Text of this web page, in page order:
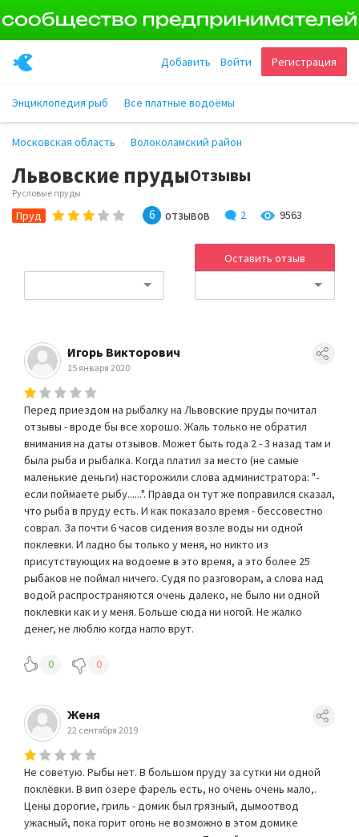
Регистрация
Войти
Добавить
Энциклопедия рыб Все платные водоёмы
Московская область Волоколамский район
Львовские прудыОтзывы
Русловые пруды
Пруд 6 отзывов 2 9563
Оставить отзыв
Игорь Викторович
15 января 2020
Перед приездом на рыбалку на Львовские пруды почитал
отзывы - вроде бы все хорошо. Жаль только не обратил
внимания на даты отзывов. Может быть года 2 - 3 назад там и
была рыба и рыбалка. Когда платил за место (не самые
маленькие деньги) насторожили слова администратора: "-
если поймаете рыбу......". Правда он тут же поправился сказал,
что рыба в пруду есть. И как показало время - бессовестно
соврал. За почти 6 часов сидения возле воды ни одной
поклевки. И ладно бы только у меня, но никто из
присутствующих на водоеме в это время, а это более 25
рыбаков не поймал ничего. Судя по разговорам, а слова над
водой распространяются очень далеко, не было ни одной
поклевки как и у меня. Больше сюда ни ногой. Не жалко
денег, не люблю когда нагло врут.
0 0
Женя
22 сентября 2019
Не советую. Рыбы нет. В большом пруду за сутки ни одной
поклёвки. В вип озере фарель есть, но очень очень мало,.
Цены дорогие, гриль - домик был грязный, дымоотвод
ужасный, пока горит огонь не возможно в этом домике